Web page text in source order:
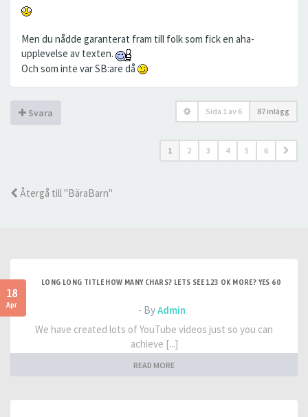
Men du nådde garanterat fram till folk som fick en aha-
upplevelse av texten.
Och som inte var SB:are då
Svara Sida 1 av 6 87 inlägg
1 2 3 4 5 6
Återgå till "BäraBarn"
18
Apr
LONG LONG TITLE HOW MANY CHARS? LETS SEE 123 OK MORE? YES 60
- ByAdmin
We have created lots of YouTube videos just so you can
achieve [...]
READ MORE